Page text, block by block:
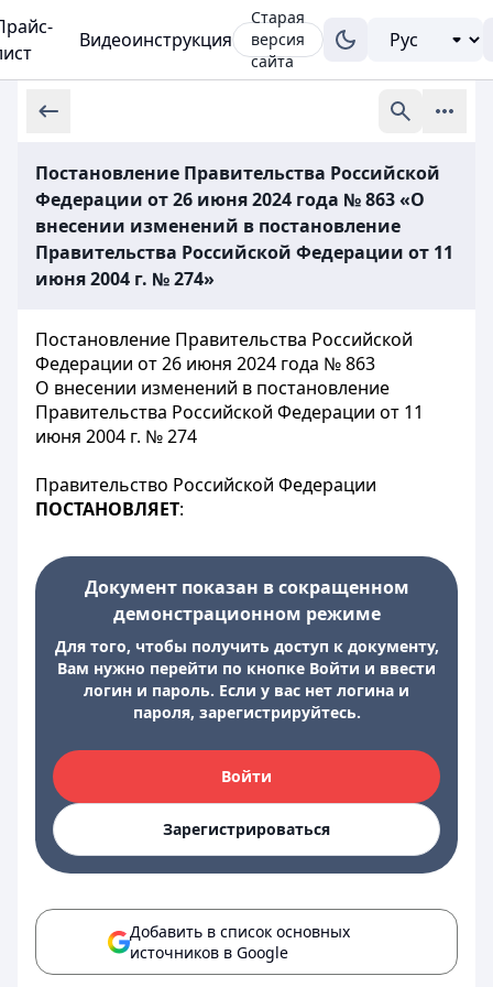
Видеоинструкция
Старая
версия
сайта
Постановление Правительства Российской
Федерации от 26 июня 2024 года № 863 «О
внесении изменений в постановление
Правительства Российской Федерации от 11
июня 2004 г. № 274»
Постановление Правительства Российской
Федерации от 26 июня 2024 года № 863
О внесении изменений в постановление
Правительства Российской Федерации от 11
июня 2004 г. № 274
Правительство Российской Федерации
ПОСТАНОВЛЯЕТ:
Документ показан в сокращенном
демонстрационном режиме
Для того, чтобы получить доступ к документу,
Вам нужно перейти по кнопке Войти и ввести
логин и пароль. Если у вас нет логина и
пароля, зарегистрируйтесь.
Войти
Зарегистрироваться
Добавить в список основных
источников в Google